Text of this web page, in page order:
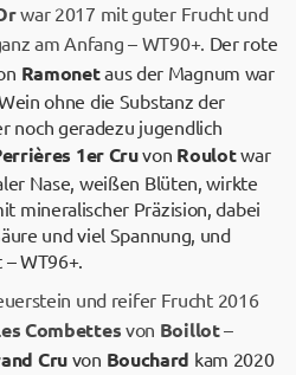
war 2017 mit guter Frucht und
am Anfang – WT90+. Der rote
Ramonetaus der Magnum war
ohne die Substanz der
noch geradezu jugendlich
1er Cruvon Roulotwar
Nase, weißen Blüten, wirkte
mineralischer Präzision, dabei
und viel Spannung, und
WT96+.
und reifer Frucht 2016
Combettes von Boillot–
Cru von Bouchard kam 2020